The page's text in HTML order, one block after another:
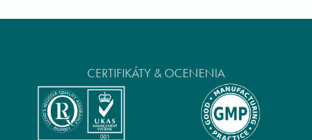
CERTIFIKÁTY & OCENENIA